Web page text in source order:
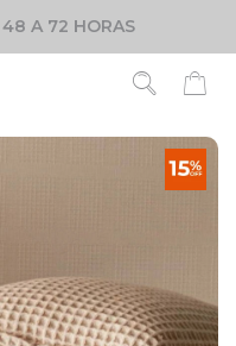
48 A 72 HORAS